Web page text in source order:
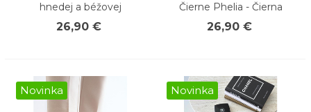
hnedej a béžovej
26,90 €
Čierne Phelia - Čierna
26,90 €
Novinka Novinka